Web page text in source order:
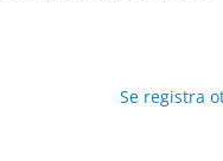
Se registra